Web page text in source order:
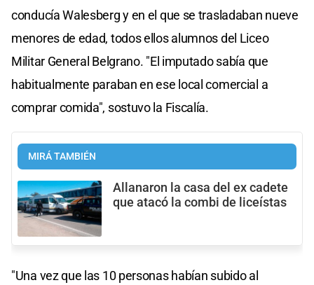
conducía Walesberg y en el que se trasladaban nueve
menores de edad, todos ellos alumnos del Liceo
Militar General Belgrano. "El imputado sabía que
habitualmente paraban en ese local comercial a
comprar comida", sostuvo la Fiscalía.
MIRÁ TAMBIÉN
Allanaron la casa del ex cadete
que atacó la combi de liceístas
"Una vez que las 10 personas habían subido al